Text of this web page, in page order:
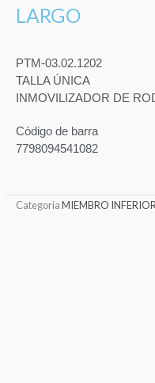
LARGO
PTM-03.02.1202
TALLA ÚNICA
INMOVILIZADOR DE
Código de barra
7798094541082
CategoriaMIEMBRO INFERIOR